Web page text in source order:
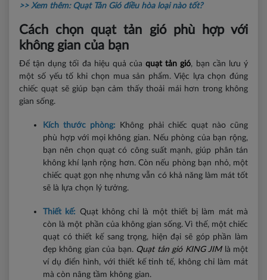
>> Xem thêm: Quạt Tản Gió điều hòa loại nào tốt?
Cách chọn quạt tản gió phù hợp với
không gian của bạn
Để tận dụng tối đa hiệu quả củaquạt tản gió, bạn cần lưu ý
một số yếu tố khi chọn mua sản phẩm. Việc lựa chọn đúng
chiếc quạt sẽ giúp bạn cảm thấy thoải mái hơn trong không
gian sống.
Kích thước phòng:
Không phải chiếc quạt nào cũng
phù hợp với mọi không gian. Nếu phòng của bạn rộng,
bạn nên chọn quạt có công suất mạnh, giúp phân tán
không khí lạnh rộng hơn. Còn nếu phòng bạn nhỏ, một
chiếc quạt gọn nhẹ nhưng vẫn có khả năng làm mát tốt
sẽ là lựa chọn lý tưởng.
Thiết kế: Quạt không chỉ là một thiết bị làm mát mà
còn là một phần của không gian sống. Vì thế, một chiếc
quạt có thiết kế sang trọng, hiện đại sẽ góp phần làm
đẹp không gian của bạn. Quạt tản gió KING JIMlà một
ví dụ điển hình, với thiết kế tinh tế, không chỉ làm mát
mà còn nâng tầm không gian.